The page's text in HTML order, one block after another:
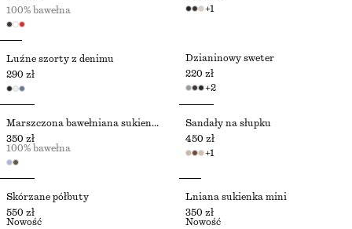
100% bawełna
+1
Luźne szorty z denimu
290 zł
Dzianinowy sweter
220 zł
+2
Marszczona bawełniana sukienka midi
350 zł
100% bawełna
Sandały na słupku
450 zł
+1
Skórzane półbuty
550 zł
Nowość
Lniana sukienka mini
350 zł
Nowość